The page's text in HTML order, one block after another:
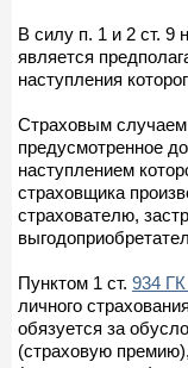
В силу п. 1 и 2 ст. 9
является
наступления
Страховым
предусмотренное
наступлением
страховщика
страхователю,
Пунктом 1 ст. 934
личного
обязуется за
(страховую